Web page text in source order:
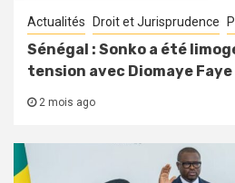
Actualités Droit et Jurisprudence
Sénégal : Sonko a été
tension avec Diomaye Faye
2 mois ago